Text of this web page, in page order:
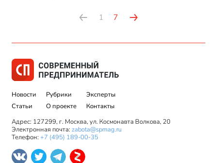
1 7
Новости
Статьи
Рубрики
О проекте
Эксперты
Контакты
Адрес: 127299, г. Москва, ул. Космонавта Волкова, 20
Электронная почта: zabota@spmag.ru
Телефон: +7 (495) 189-00-35